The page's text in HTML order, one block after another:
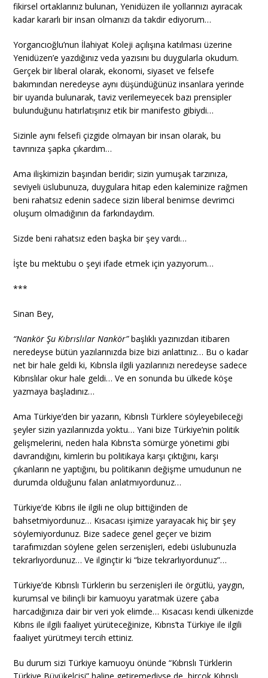
fikirsel ortaklarınız bulunan, Yenidüzen ile yollarınızı ayıracak
kadar kararlı bir insan olmanızı da takdir ediyorum…
Yorgancıoğlu’nun İlahiyat Koleji açılışına katılması üzerine
Yenidüzen’e yazdığınız veda yazısını bu duygularla okudum.
Gerçek bir liberal olarak, ekonomi, siyaset ve felsefe
bakımından neredeyse aynı düşündüğünüz insanlara yerinde
bir uyarıda bulunarak, taviz verilemeyecek bazı prensipler
bulunduğunu hatırlatışınız etik bir manifesto gibiydi…
Sizinle aynı felsefi çizgide olmayan bir insan olarak, bu
tavrınıza şapka çıkardım…
Ama ilişkimizin başından beridir; sizin yumuşak tarzınıza,
seviyeli üslubunuza, duygulara hitap eden kaleminize rağmen
beni rahatsız edenin sadece sizin liberal benimse devrimci
oluşum olmadığının da farkındaydım.
Sizde beni rahatsız eden başka bir şey vardı…
İşte bu mektubu o şeyi ifade etmek için yazıyorum…
***
Sinan Bey,
“Nankör Şu Kıbrıslılar Nankör”başlıklı yazınızdan itibaren
neredeyse bütün yazılarınızda bize bizi anlattınız… Bu o kadar
net bir hale geldi ki, Kıbrısla ilgili yazılarınızı neredeyse sadece
Kıbrıslılar okur hale geldi… Ve en sonunda bu ülkede köşe
yazmaya başladınız…
Ama Türkiye’den bir yazarın, Kıbrıslı Türklere söyleyebileceği
şeyler sizin yazılarınızda yoktu… Yani bize Türkiye’nin politik
gelişmelerini, neden hala Kıbrıs’ta sömürge yönetimi gibi
davrandığını, kimlerin bu politikaya karşı çıktığını, karşı
çıkanların ne yaptığını, bu politikanın değişme umudunun ne
durumda olduğunu falan anlatmıyordunuz…
Türkiye’de Kıbrıs ile ilgili ne olup bittiğinden de
bahsetmiyordunuz… Kısacası işimize yarayacak hiç bir şey
söylemiyordunuz. Bize sadece genel geçer ve bizim
tarafımızdan söylene gelen serzenişleri, edebi üslubunuzla
tekrarlıyordunuz… Ve ilginçtir ki “bize tekrarlıyordunuz”…
Türkiye’de Kıbrıslı Türklerin bu serzenişleri ile örgütlü, yaygın,
kurumsal ve bilinçli bir kamuoyu yaratmak üzere çaba
harcadığınıza dair bir veri yok elimde… Kısacası kendi ülkenizde
Kıbrıs ile ilgili faaliyet yürüteceğinize, Kıbrıs’ta Türkiye ile ilgili
faaliyet yürütmeyi tercih ettiniz.
Bu durum sizi Türkiye kamuoyu önünde “Kıbrıslı Türklerin